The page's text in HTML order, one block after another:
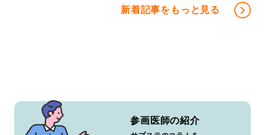
新着記事をもっと見る
参画医師の紹介